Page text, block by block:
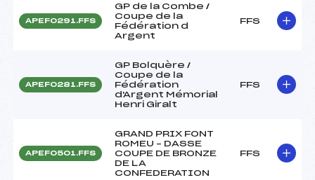
APEF0291.FFS
GP de la Combe /
Coupe de la
Fédération d
Argent
FFS
APEF0281.FFS
GP Bolquère /
Coupe de la
Fédération
d'Argent Mémorial
Henri Giralt
FFS
APEF0501.FFS
GRAND PRIX FONT
ROMEU – DASSE
COUPE DE BRONZE
DE LA
CONFEDERATION
FFS